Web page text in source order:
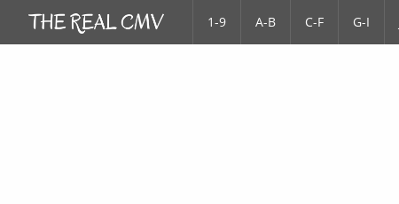
1-9 A-B C-F G-I